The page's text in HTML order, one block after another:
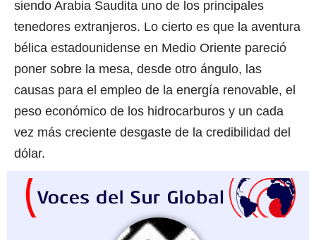
siendo Arabia Saudita uno de los principales
tenedores extranjeros. Lo cierto es que la aventura
bélica estadounidense en Medio Oriente pareció
poner sobre la mesa, desde otro ángulo, las
causas para el empleo de la energía renovable, el
peso económico de los hidrocarburos y un cada
vez más creciente desgaste de la credibilidad del
dólar.